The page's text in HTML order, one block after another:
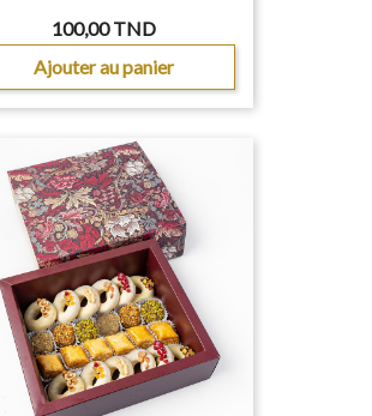
100,00 TND
Ajouter au panier